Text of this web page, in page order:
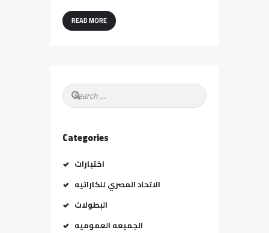
READ MORE
Search
for:
Categories
اختبارات
الاتحاد المصري للكاراتيه
البطولات
الجميعه العموميه